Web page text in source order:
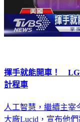
揮手就能開車！
計程車
人工智慧，繼續主宰
大廠Lucid，宣布他